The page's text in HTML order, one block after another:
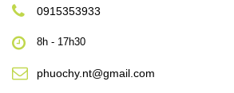
0915353933
8h - 17h30
phuochy.nt@gmail.com